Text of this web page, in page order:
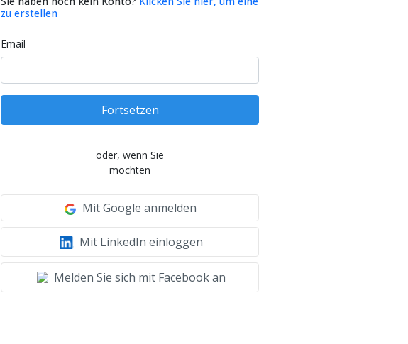
zu erstellen
Email
Fortsetzen
oder, wenn Sie
möchten
Mit Google anmelden
Mit LinkedIn einloggen
Melden Sie sich mit Facebook an